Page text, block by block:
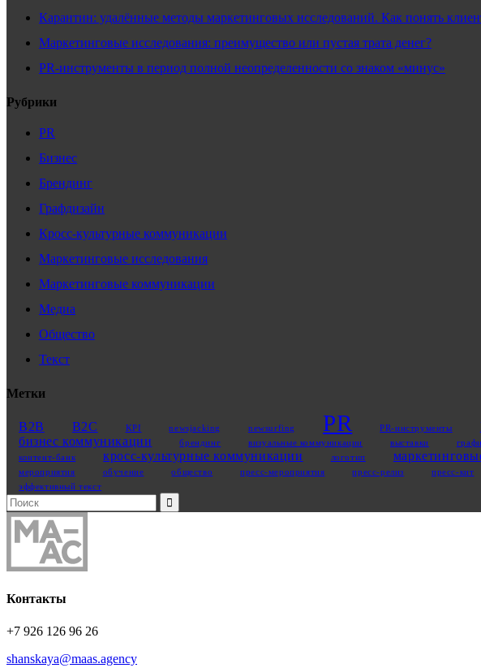
Карантин: удалённые методы маркетинговых исследований. Как понять
Маркетинговые исследования: преимущество или пустая трата денег?
PR-инструменты в период полной неопределенности со знаком «минус»
Рубрики
PR
Бизнес
Брендинг
Графдизайн
Кросс-культурные коммуникации
Маркетинговые исследования
Маркетинговые коммуникации
Медиа
Общество
Текст
Метки
B2B B2C KPI newsjacking newsurfing PR PR-инструменты
бизнес коммуникации
брендинг визуальные коммуникации выставки
контент‑банк
кросс-культурные коммуникации логотип
мероприятия
обучение общество пресс-мероприятия пресс-релиз пресс‑кит
эффективный текст
Search
for:
Контакты
+7 926 126 96 26
shanskaya@maas.agency